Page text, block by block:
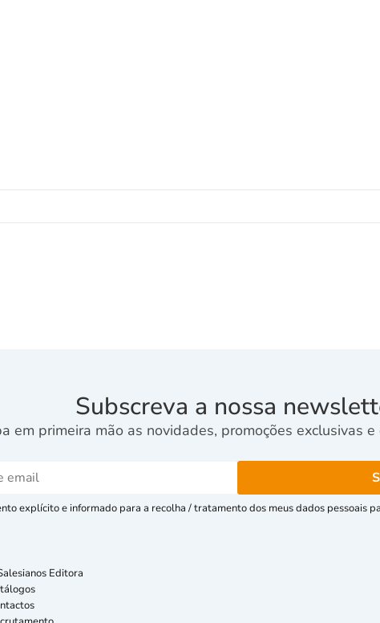
Subscreva a nossa
em primeira mão as novidades, promoções exclusivas
explícito e informado para a recolha / tratamento dos meus dados pessoais
Editora